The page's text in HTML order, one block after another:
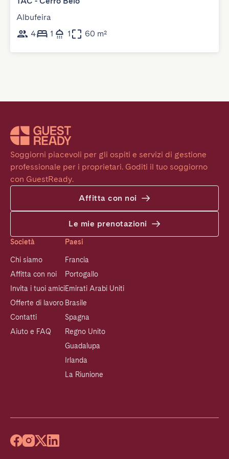
Albufeira
4
1 1 60 m²
Soggiorni piacevoli per gli ospiti e servizi di gestione
professionale per i proprietari. Goditi il tuo soggiorno
con GuestReady.
Affitta con noi
Le mie prenotazioni
Società
Chi siamo
Affitta con noi
Invita i tuoi amici
Offerte di lavoro
Contatti
Aiuto e FAQ
Paesi
Francia
Portogallo
Emirati Arabi Uniti
Brasile
Spagna
Regno Unito
Guadalupa
Irlanda
La Riunione